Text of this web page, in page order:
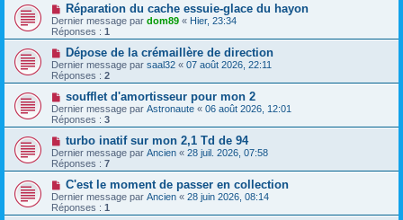
Réparation du cache essuie-glace du hayon
Dernier message par dom89 « Hier, 23:34
Réponses : 1
Dépose de la crémaillère de direction
Dernier message par saal32 « 07 août 2026, 22:11
Réponses : 2
soufflet d'amortisseur pour mon 2
Dernier message par Astronaute « 06 août 2026, 12:01
Réponses : 3
turbo inatif sur mon 2,1 Td de 94
Dernier message par Ancien « 28 juil. 2026, 07:58
Réponses : 7
C'est le moment de passer en collection
Dernier message par Ancien « 28 juin 2026, 08:14
Réponses : 1